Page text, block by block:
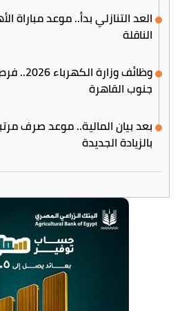
العد التنازلي بدأ.. موعد مباراة
الناقلة
وظائف
جنوب القاهرة
بالزيادة الجديدة